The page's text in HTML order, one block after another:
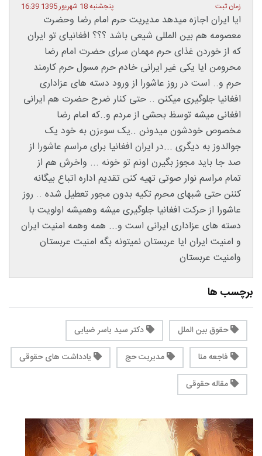
زمان ثبت پنجشنبه 18 شهریور 1395 16:39
ایا ایران اجازه میدهد مدیریت حرم امام رضا وحضرت
معصومه هم بین المللی شیعی باشد ؟؟؟ افغانیای تو ایران
که از خوردن غذای حرم مهمان سرای حضرت امام رضا
محرومن ایا یکی غیر ایرانی خادم حرم مسول حرم کارمند
حرم و.. است در روز عاشورا از ورود دسته های عزاداری
افغانیا جلوگیری میکنن .. حتی کنار ضرح حضرت هم ایرانی
افغانی میشه توسظ بحشی از مردم و..که امام رضا
مخصوص خودشون میدونن ..یک سوءزن به خود یک
جوالدوز به دیگری ...در ایران افغانیا برای مراسم عاشورا از
صد جا باید مجوز بگیرن اونم تو خونه ... واخرش هم از
تمام مراسم نوار صوتی تهیه کنن تقدیم اداره اتباع بیگانه
کننن حتی شبهای محرم تکیه بدون مجور تعطیل شده .. روز
عاشورا از حرکت افغانیا جلوگیری میشه وهمیشه اولویت با
دسته های عزاداری ایرانی است و... همه وهمه امنیت ایران
و امنیت ایران ایا عربستان نمیتونه بگه امنیت عربستان
وامنیت عربستان
برچسب ها
حقوق بین الملل
دکتر سید یاسر ضیایی
فاجعه منا
مدیریت حج
یادداشت های حقوقی
مقاله حقوقی